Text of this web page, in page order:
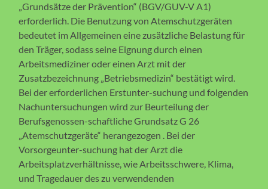
„Grundsätze der Prävention“ (BGV/GUV-V A1)
erforderlich. Die Benutzung von Atemschutzgeräten
bedeutet im Allgemeinen eine zusätzliche Belastung für
den Träger, sodass seine Eignung durch einen
Arbeitsmediziner oder einen Arzt mit der
Zusatzbezeichnung „Betriebsmedizin“ bestätigt wird.
Bei der erforderlichen Erstunter-suchung und folgenden
Nachuntersuchungen wird zur Beurteilung der
Berufsgenossen-schaftliche Grundsatz G 26
„Atemschutzgeräte“ herangezogen . Bei der
Vorsorgeunter-suchung hat der Arzt die
Arbeitsplatzverhältnisse, wie Arbeitsschwere, Klima,
und Tragedauer des zu verwendenden